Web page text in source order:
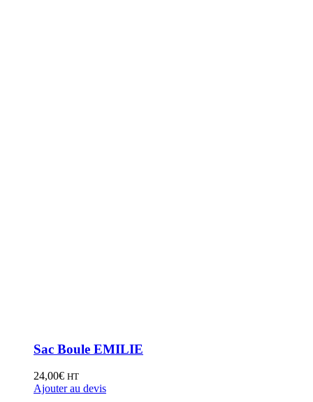
Sac Boule EMILIE
24,00€ HT
Ajouter au devis